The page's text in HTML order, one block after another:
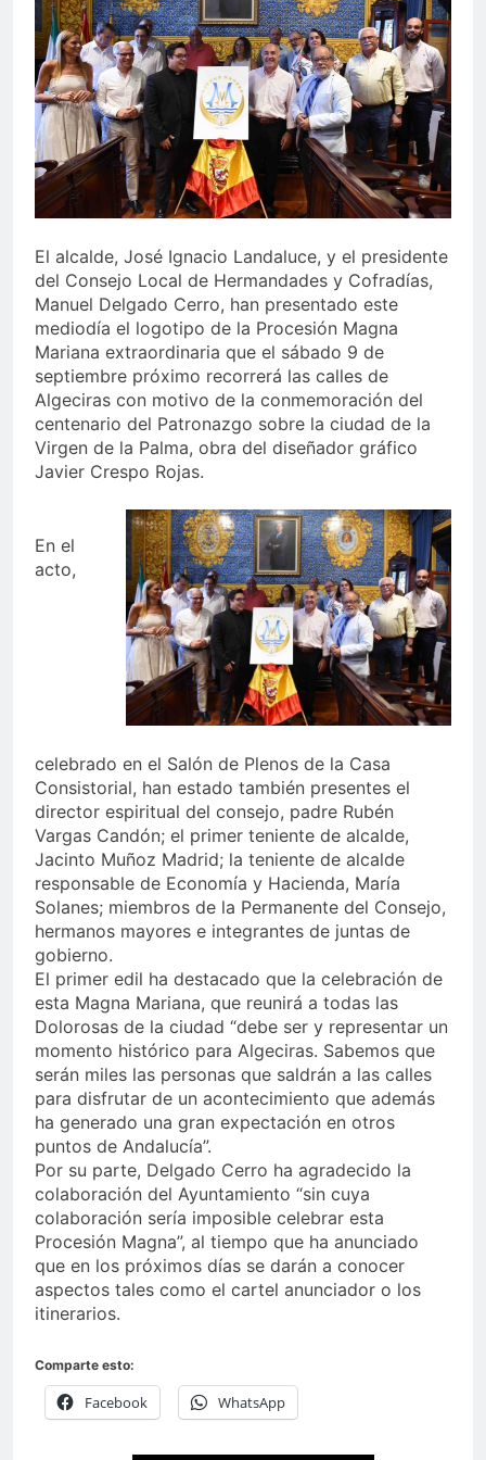
echa el cierre con éxito
rotundo
2 Semanas Atrás
La Mancomunidad y el
Banco de Alimentos del
Campo de Gibraltar renuevan
su convenio de colaboración
2 Semanas Atrás
Tráfico especial para
despedir la feria. Ojo si vas
a Santa Bárbara
2 Semanas Atrás
La feria se despide por todo
lo alto: Antonio José,
fuegos artificiales y música
hasta el amanecer
2 Semanas Atrás
El alcalde, José Ignacio Landaluce, y el presidente
del Consejo Local de Hermandades y Cofradías,
Manuel Delgado Cerro, han presentado este
mediodía el logotipo de la Procesión Magna
Mariana extraordinaria que el sábado 9 de
septiembre próximo recorrerá las calles de
Algeciras con motivo de la conmemoración del
centenario del Patronazgo sobre la ciudad de la
Virgen de la Palma, obra del diseñador gráfico
Javier Crespo Rojas.
En el
acto,
celebrado en el Salón de Plenos de la Casa
Consistorial, han estado también presentes el
director espiritual del consejo, padre Rubén
Vargas Candón; el primer teniente de alcalde,
Jacinto Muñoz Madrid; la teniente de alcalde
responsable de Economía y Hacienda, María
Solanes; miembros de la Permanente del Consejo,
hermanos mayores e integrantes de juntas de
gobierno.
El primer edil ha destacado que la celebración de
esta Magna Mariana, que reunirá a todas las
Dolorosas de la ciudad “debe ser y representar un
momento histórico para Algeciras. Sabemos que
serán miles las personas que saldrán a las calles
para disfrutar de un acontecimiento que además
ha generado una gran expectación en otros
puntos de Andalucía”.
Por su parte, Delgado Cerro ha agradecido la
colaboración del Ayuntamiento “sin cuya
colaboración sería imposible celebrar esta
Procesión Magna”, al tiempo que ha anunciado
que en los próximos días se darán a conocer
aspectos tales como el cartel anunciador o los
itinerarios.
Comparte esto:
Facebook WhatsApp